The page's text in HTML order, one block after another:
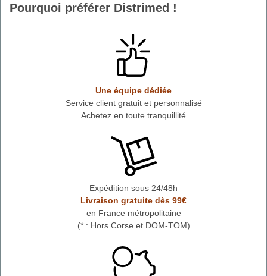
Pourquoi préférer Distrimed !
Une équipe dédiée
Service client gratuit et personnalisé
Achetez en toute tranquillité
Expédition sous 24/48h
Livraison gratuite dès 99€
en France métropolitaine
(* : Hors Corse et DOM-TOM)